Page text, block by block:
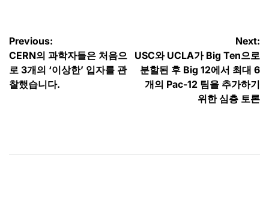
글
탐
색
Previous:
CERN의 과학자들은 처음으
로 3개의 ‘이상한’ 입자를 관
찰했습니다.
Next:
USC와 UCLA가 Big Ten으로
분할된 후 Big 12에서 최대 6
개의 Pac-12 팀을 추가하기
위한 심층 토론